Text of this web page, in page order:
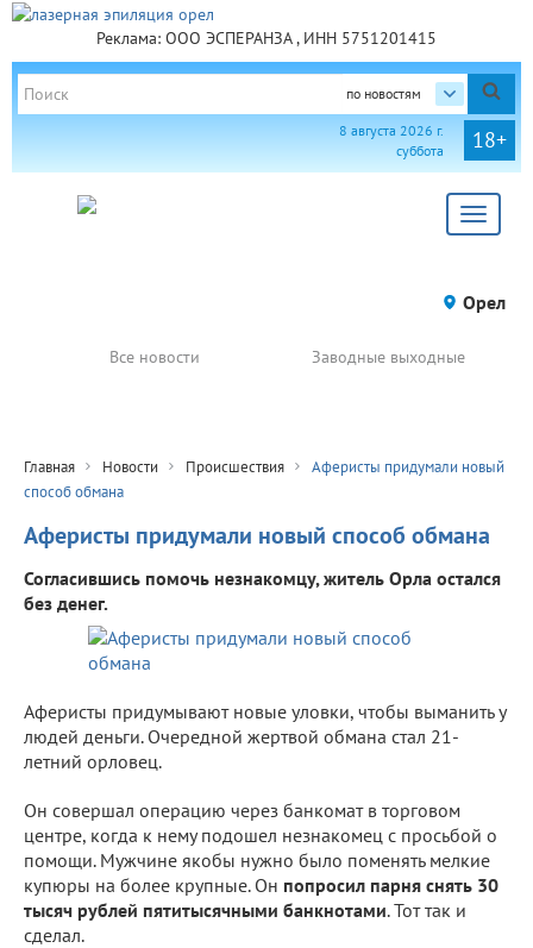
Реклама: ООО ЭСПЕРАНЗА , ИНН 5751201415
по новостям
18+
8 августа 2026 г.
суббота
Toggle
Орел
Все новости Заводные выходные
Главная Новости Происшествия
Аферисты придумали новый
способ обмана
Аферисты придумали новый способ обмана
Согласившись помочь незнакомцу, житель Орла остался
без денег.
Аферисты придумывают новые уловки, чтобы выманить у
людей деньги. Очередной жертвой обмана стал 21-
летний орловец.
Он совершал операцию через банкомат в торговом
центре, когда к нему подошел незнакомец с просьбой о
помощи. Мужчине якобы нужно было поменять мелкие
купюры на более крупные. Он попросил парня снять 30
тысяч рублей пятитысячными банкнотами. Тот так и
сделал.